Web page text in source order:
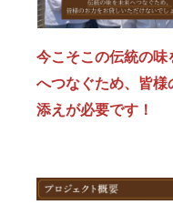
今こそこの伝統の味
へつなぐため、皆様
添えが必要です！